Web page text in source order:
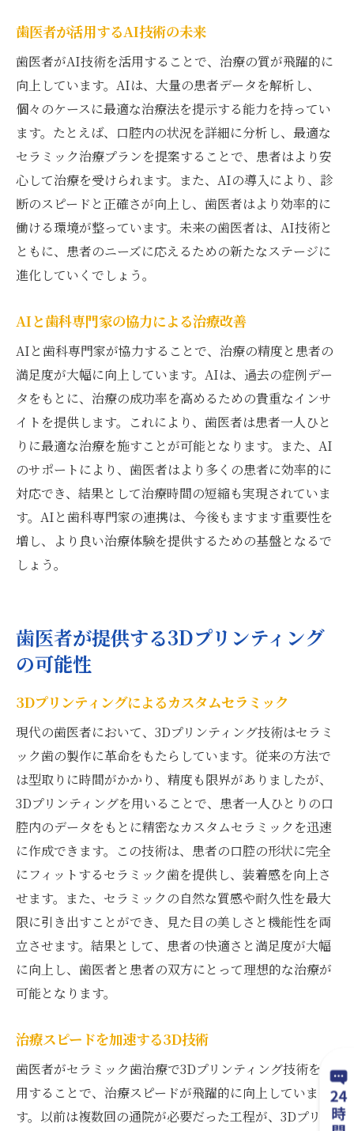
歯医者が活用するAI技術の未来
歯医者がAI技術を活用することで、治療の質が飛躍的に
向上しています。AIは、大量の患者データを解析し、
個々のケースに最適な治療法を提示する能力を持ってい
ます。たとえば、口腔内の状況を詳細に分析し、最適な
セラミック治療プランを提案することで、患者はより安
心して治療を受けられます。また、AIの導入により、診
断のスピードと正確さが向上し、歯医者はより効率的に
働ける環境が整っています。未来の歯医者は、AI技術と
ともに、患者のニーズに応えるための新たなステージに
進化していくでしょう。
AIと歯科専門家の協力による治療改善
AIと歯科専門家が協力することで、治療の精度と患者の
満足度が大幅に向上しています。AIは、過去の症例デー
タをもとに、治療の成功率を高めるための貴重なインサ
イトを提供します。これにより、歯医者は患者一人ひと
りに最適な治療を施すことが可能となります。また、AI
のサポートにより、歯医者はより多くの患者に効率的に
対応でき、結果として治療時間の短縮も実現されていま
す。AIと歯科専門家の連携は、今後もますます重要性を
増し、より良い治療体験を提供するための基盤となるで
しょう。
歯医者が提供する3Dプリンティング
の可能性
3Dプリンティングによるカスタムセラミック
現代の歯医者において、3Dプリンティング技術はセラミ
ック歯の製作に革命をもたらしています。従来の方法で
は型取りに時間がかかり、精度も限界がありましたが、
3Dプリンティングを用いることで、患者一人ひとりの口
腔内のデータをもとに精密なカスタムセラミックを迅速
に作成できます。この技術は、患者の口腔の形状に完全
にフィットするセラミック歯を提供し、装着感を向上さ
せます。また、セラミックの自然な質感や耐久性を最大
限に引き出すことができ、見た目の美しさと機能性を両
立させます。結果として、患者の快適さと満足度が大幅
に向上し、歯医者と患者の双方にとって理想的な治療が
可能となります。
治療スピードを加速する3D技術
歯医者がセラミック歯治療で3Dプリンティング技術を採
用することで、治療スピードが飛躍的に向上していま
す。以前は複数回の通院が必要だった工程が、3Dプリン